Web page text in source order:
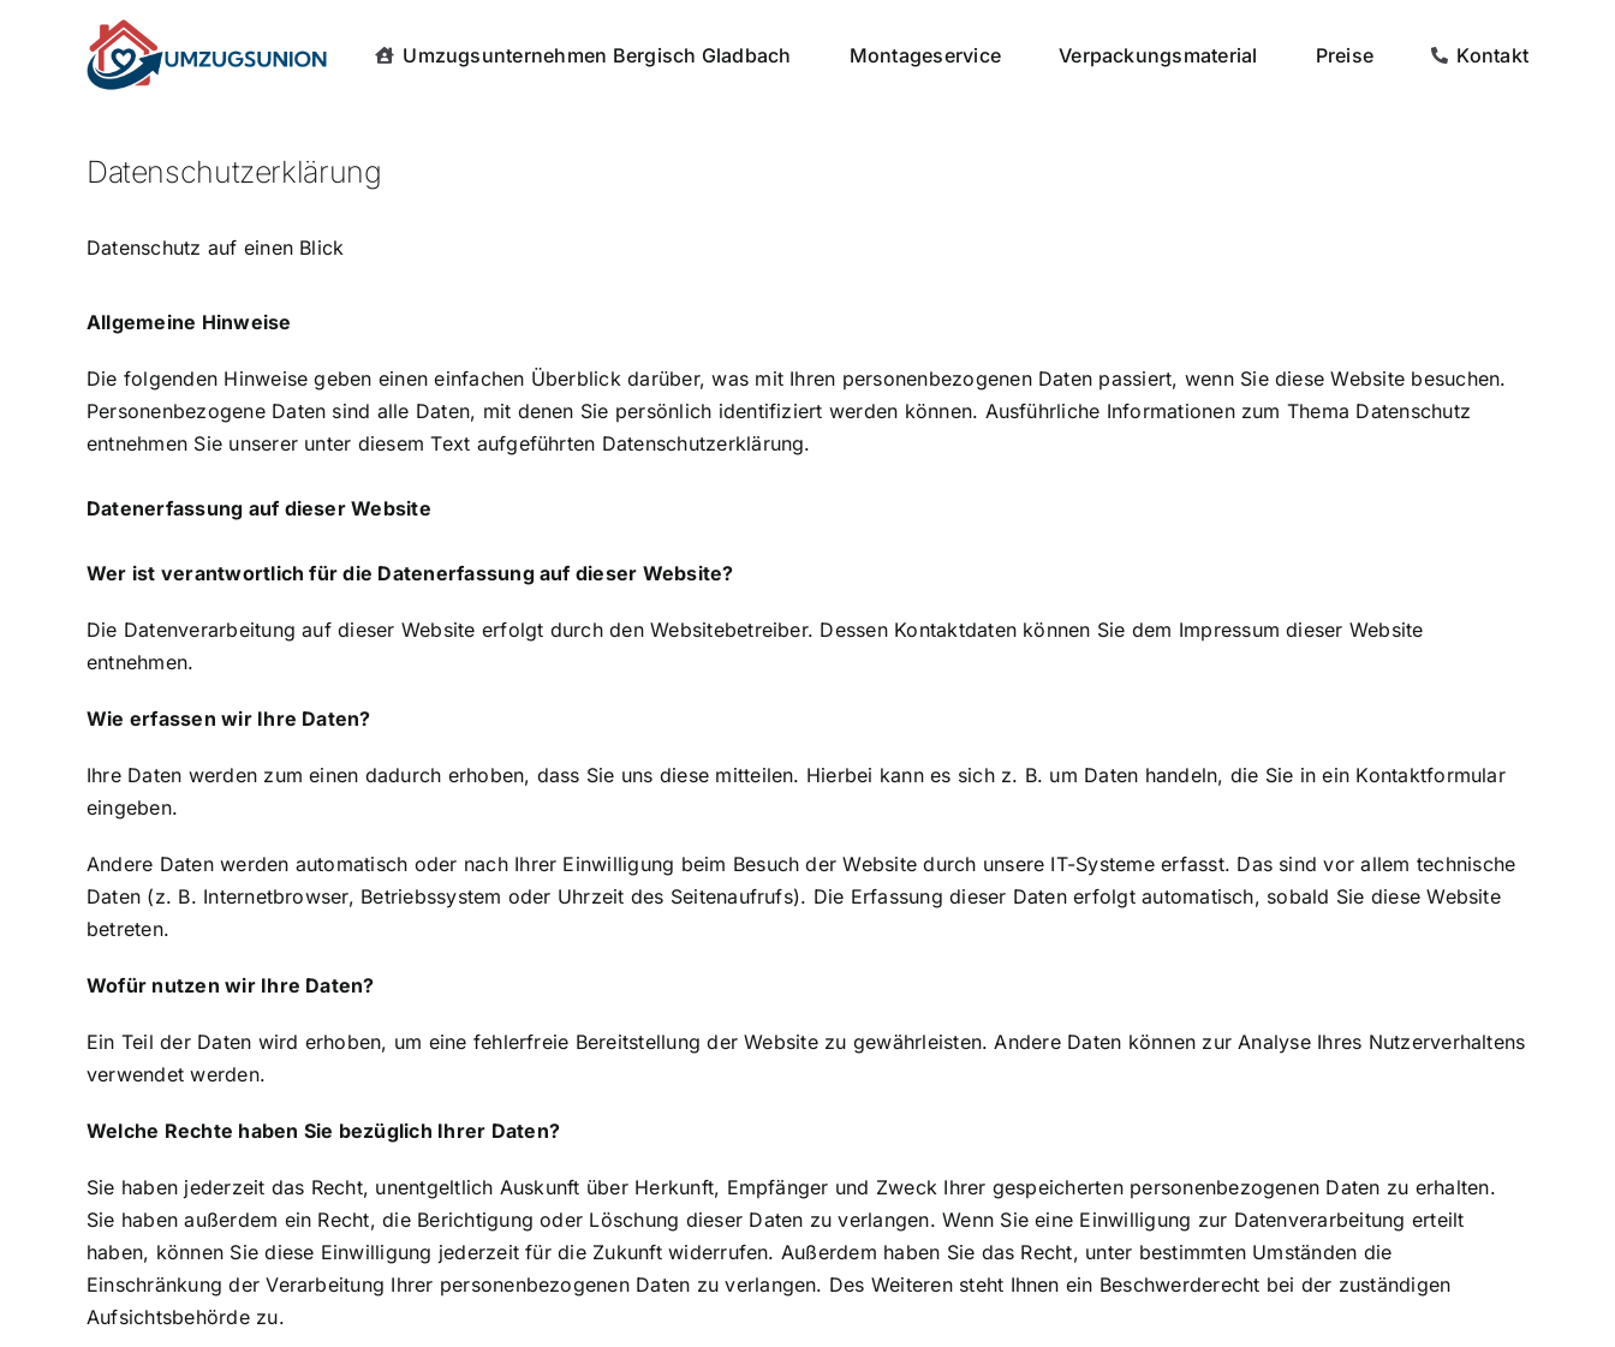
Umzugsunternehmen Bergisch Gladbach Montageservice Verpackungsmaterial Preise Kontakt
Datenschutzerklärung
Datenschutz auf einen Blick
Allgemeine Hinweise
Die folgenden Hinweise geben einen einfachen Überblick darüber, was mit Ihren personenbezogenen Daten passiert, wenn Sie diese Website besuchen.
Personenbezogene Daten sind alle Daten, mit denen Sie persönlich identifiziert werden können. Ausführliche Informationen zum Thema Datenschutz
entnehmen Sie unserer unter diesem Text aufgeführten Datenschutzerklärung.
Datenerfassung auf dieser Website
Wer ist verantwortlich für die Datenerfassung auf dieser Website?
Die Datenverarbeitung auf dieser Website erfolgt durch den Websitebetreiber. Dessen Kontaktdaten können Sie dem Impressum dieser Website
entnehmen.
Wie erfassen wir Ihre Daten?
Ihre Daten werden zum einen dadurch erhoben, dass Sie uns diese mitteilen. Hierbei kann es sich z. B. um Daten handeln, die Sie in ein Kontaktformular
eingeben.
Andere Daten werden automatisch oder nach Ihrer Einwilligung beim Besuch der Website durch unsere IT-Systeme erfasst. Das sind vor allem technische
Daten (z. B. Internetbrowser, Betriebssystem oder Uhrzeit des Seitenaufrufs). Die Erfassung dieser Daten erfolgt automatisch, sobald Sie diese Website
betreten.
Wofür nutzen wir Ihre Daten?
Ein Teil der Daten wird erhoben, um eine fehlerfreie Bereitstellung der Website zu gewährleisten. Andere Daten können zur Analyse Ihres Nutzerverhaltens
verwendet werden.
Welche Rechte haben Sie bezüglich Ihrer Daten?
Sie haben jederzeit das Recht, unentgeltlich Auskunft über Herkunft, Empfänger und Zweck Ihrer gespeicherten personenbezogenen Daten zu erhalten.
Sie haben außerdem ein Recht, die Berichtigung oder Löschung dieser Daten zu verlangen. Wenn Sie eine Einwilligung zur Datenverarbeitung erteilt
haben, können Sie diese Einwilligung jederzeit für die Zukunft widerrufen. Außerdem haben Sie das Recht, unter bestimmten Umständen die
Einschränkung der Verarbeitung Ihrer personenbezogenen Daten zu verlangen. Des Weiteren steht Ihnen ein Beschwerderecht bei der zuständigen
Aufsichtsbehörde zu.